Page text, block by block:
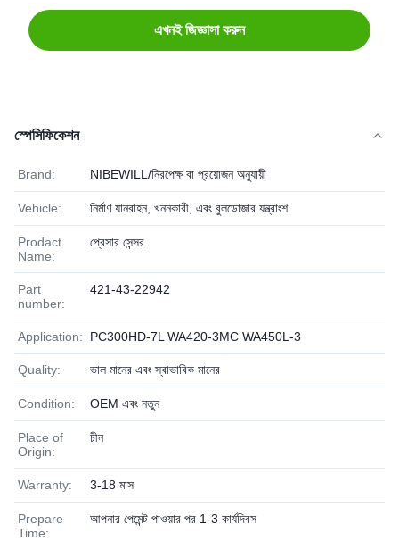
এখনই জিজ্ঞাসা করুন
স্পেসিফিকেশন
Brand: NIBEWILL/নিরপেক্ষ বা প্রয়োজন অনুযায়ী
Vehicle: নির্মাণ যানবাহন, খননকারী, এবং বুলডোজার যন্ত্রাংশ
Prodact
Name:
প্রেসার সেন্সর
Part
number:
421-43-22942
Application: PC300HD-7L WA420-3MC WA450L-3
Quality: ভাল মানের এবং স্বাভাবিক মানের
Condition: OEM এবং নতুন
Place of
Origin:
চীন
Warranty: 3-18 মাস
Prepare
Time:
আপনার পেমেন্ট পাওয়ার পর 1-3 কার্যদিবস